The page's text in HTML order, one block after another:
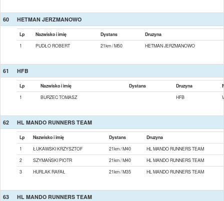
60 HETMAN JERZMANOWO
Lp Nazwisko i imię Dystans
Druzyna
1
PUDŁO ROBERT 21km / M50 HETMAN JERZMANOWO
61 HFB
Lp Nazwisko i imię Dystans Druzyna
1
BURZEC TOMASZ HFB
62 HL MANDO RUNNERS TEAM
Lp Nazwisko i imię Dystans
Druzyna
1
ŁUKAWSKI KRZYSZTOF 21km / M40
HL MANDO RUNNERS TEAM
2
SZYMAŃSKI PIOTR 21km / M40
HL MANDO RUNNERS TEAM
3
HURLAK RAFAŁ 21km / M35 HL MANDO RUNNERS TEAM
63 HL MANDO RUNNERS TEAM